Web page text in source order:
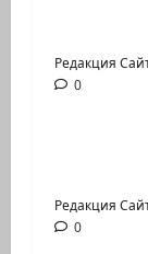
Редакция
0Новости
Редакция
0